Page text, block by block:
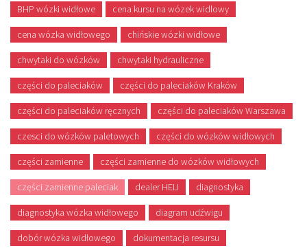
BHP wózki widłowe cena kursu na wózek widlowy
cena wózka widłowego chińskie wózki widłowe
chwytaki do wózków chwytaki hydrauliczne
części do paleciaków części do paleciaków Kraków
części do paleciaków ręcznych części do paleciaków Warszawa
czesci do wózków paletowych części do wózków widłowych
części zamienne części zamienne do wózków widłowych
części zamienne paleciak dealer HELI diagnostyka
diagnostyka wózka widłowego diagram udźwigu
dobór wózka widłowego dokumentacja resursu